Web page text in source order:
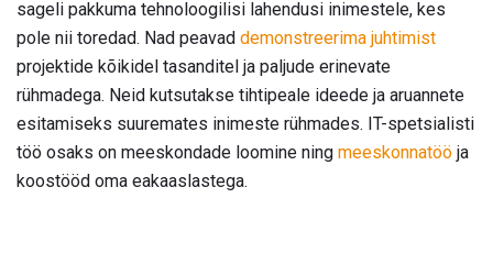
sageli pakkuma tehnoloogilisi lahendusi inimestele, kes
pole nii toredad. Nad peavad demonstreerima juhtimist
projektide kõikidel tasanditel ja paljude erinevate
rühmadega. Neid kutsutakse tihtipeale ideede ja aruannete
esitamiseks suuremates inimeste rühmades. IT-spetsialisti
töö osaks on meeskondade loomine ning meeskonnatöö ja
koostööd oma eakaaslastega.